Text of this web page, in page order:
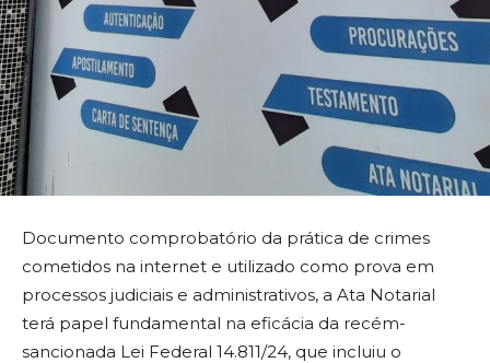
Documento comprobatório da prática de crimes
cometidos na internet e utilizado como prova em
processos judiciais e administrativos, a Ata Notarial
terá papel fundamental na eficácia da recém-
sancionada Lei Federal 14.811/24, que incluiu o